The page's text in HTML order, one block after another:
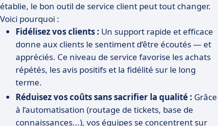
établie, le bon outil de service client peut tout changer.
Voici pourquoi :
Fidélisez vos clients : Un support rapide et efficace
donne aux clients le sentiment d’être écoutés — et
appréciés. Ce niveau de service favorise les achats
répétés, les avis positifs et la fidélité sur le long
terme.
Réduisez vos coûts sans sacrifier la qualité : Grâce
à l’automatisation (routage de tickets, base de
connaissances...), vos équipes se concentrent sur